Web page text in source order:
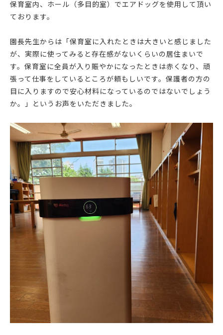
保育室内、ホール（多目的室）でエアドッグを使用して頂い
ております。
園長先生からは「保育室に入れたときは大きいと感じました
が、実際に使ってみると存在感がないくらいの居住まいで
す。保育室に全員が入り賑やかになったときは赤くなり、頑
張って仕事をしているところが頼もしいです。保護者の方の
目に入りますので安心材料になっているのではないでしょう
か。」というお声をいただきました。